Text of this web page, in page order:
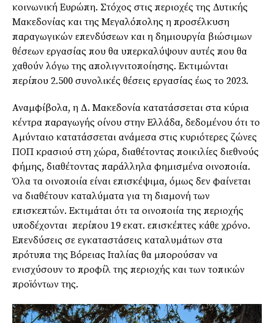
κοινωνική Ευρώπη. Στόχος στις περιοχές της Δυτικής
Μακεδονίας και της Μεγαλόπολης η προσέλκυση
παραγωγικών επενδύσεων και η δημιουργία βιώσιμων
θέσεων εργασίας που θα υπερκαλύψουν αυτές που θα
χαθούν λόγω της απολιγνιτοποίησης. Εκτιμώνται
περίπου 2.500 συνολικές θέσεις εργασίας έως το 2023.
Αναμφίβολα, η Δ. Μακεδονία κατατάσσεται στα κύρια
κέντρα παραγωγής οίνου στην Ελλάδα, δεδομένου ότι το
Αμύνταιο κατατάσσεται ανάμεσα στις κυριότερες ζώνες
ΠΟΠ κρασιού στη χώρα, διαθέτοντας ποικιλίες διεθνούς
φήμης, διαθέτοντας παράλληλα φημισμένα οινοποιία.
Όλα τα οινοποιία είναι επισκέψιμα, όμως δεν φαίνεται
να διαθέτουν καταλύματα για τη διαμονή των
επισκεπτών. Εκτιμάται ότι τα οινοποιία της περιοχής
υποδέχονται περίπου 19 εκατ. επισκέπτες κάθε χρόνο.
Επενδύσεις σε εγκαταστάσεις καταλυμάτων στα
πρότυπα της Βόρειας Ιταλίας θα μπορούσαν να
ενισχύσουν το προφίλ της περιοχής και των τοπικών
προϊόντων της.